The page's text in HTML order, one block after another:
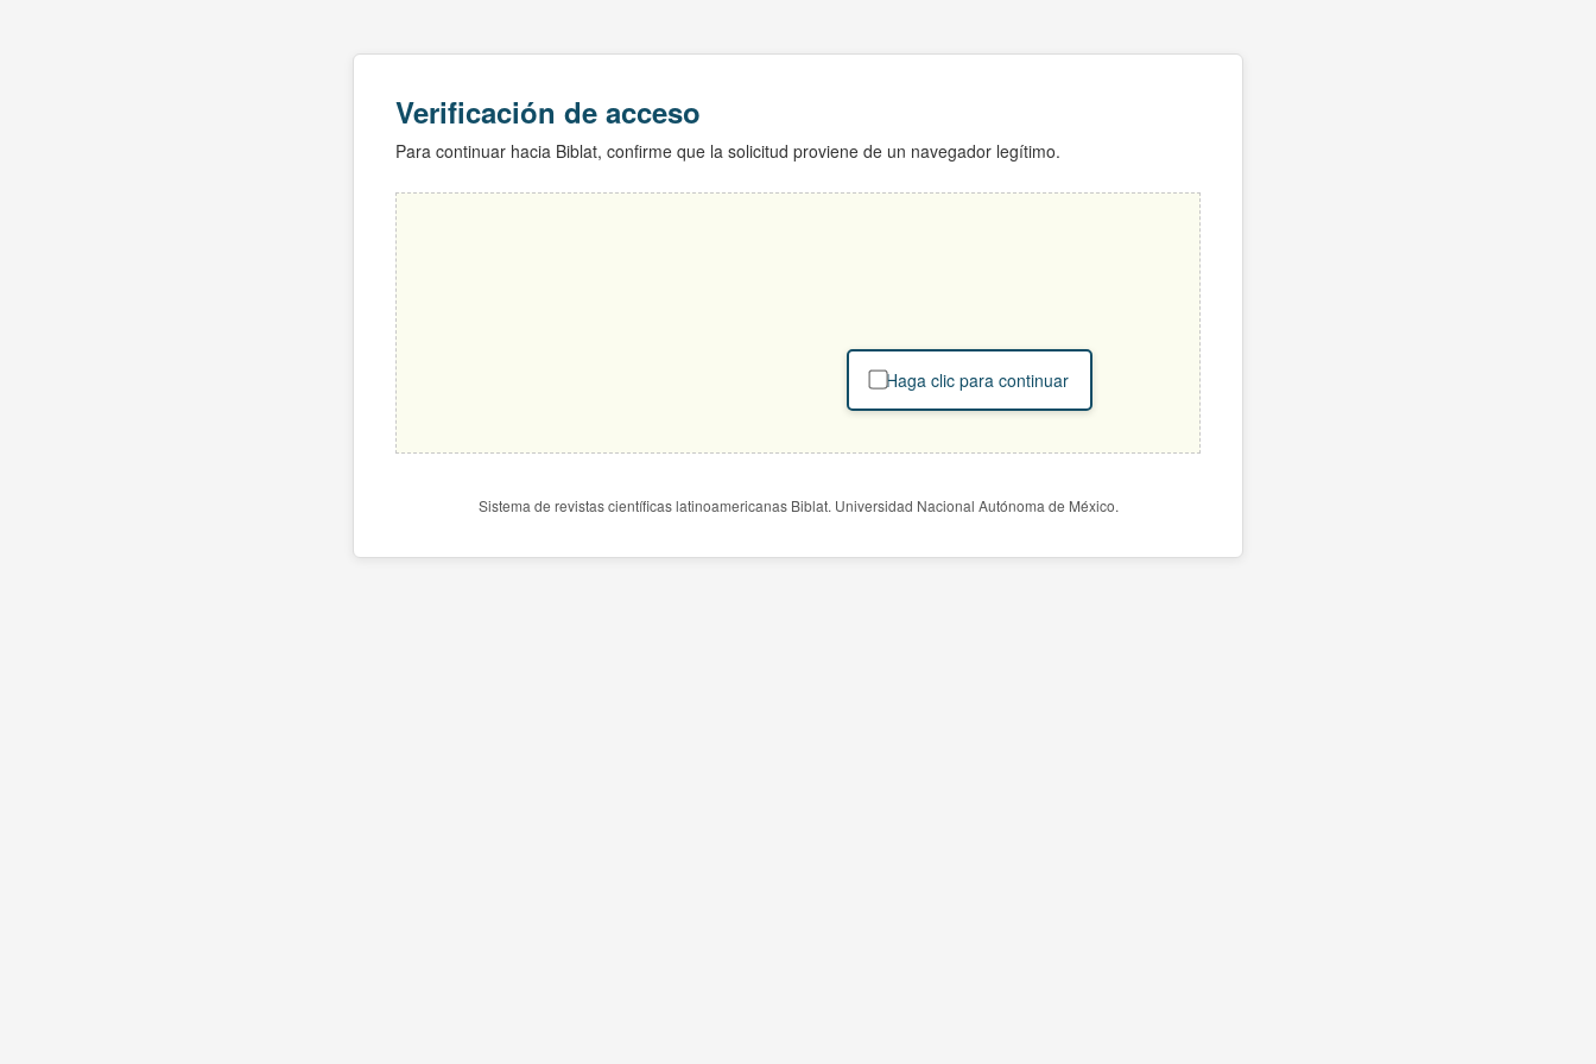
Verificación de acceso
Para continuar hacia Biblat, confirme que la solicitud proviene de un navegador legítimo.
Haga clic para continuar
Sistema de revistas científicas latinoamericanas Biblat. Universidad Nacional Autónoma de México.